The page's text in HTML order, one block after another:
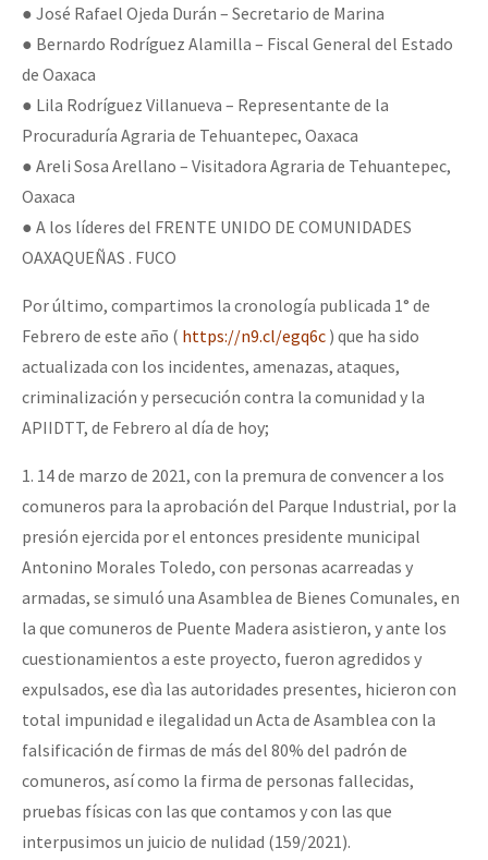
● José Rafael Ojeda Durán – Secretario de Marina
● Bernardo Rodríguez Alamilla – Fiscal General del Estado
de Oaxaca
● Lila Rodríguez Villanueva – Representante de la
Procuraduría Agraria de Tehuantepec, Oaxaca
● Areli Sosa Arellano – Visitadora Agraria de Tehuantepec,
Oaxaca
● A los líderes del FRENTE UNIDO DE COMUNIDADES
OAXAQUEÑAS . FUCO
Por último, compartimos la cronología publicada 1° de
Febrero de este año ( https://n9.cl/egq6c ) que ha sido
actualizada con los incidentes, amenazas, ataques,
criminalización y persecución contra la comunidad y la
APIIDTT, de Febrero al día de hoy;
1. 14 de marzo de 2021, con la premura de convencer a los
comuneros para la aprobación del Parque Industrial, por la
presión ejercida por el entonces presidente municipal
Antonino Morales Toledo, con personas acarreadas y
armadas, se simuló una Asamblea de Bienes Comunales, en
la que comuneros de Puente Madera asistieron, y ante los
cuestionamientos a este proyecto, fueron agredidos y
expulsados, ese dìa las autoridades presentes, hicieron con
total impunidad e ilegalidad un Acta de Asamblea con la
falsificación de firmas de más del 80% del padrón de
comuneros, así como la firma de personas fallecidas,
pruebas físicas con las que contamos y con las que
interpusimos un juicio de nulidad (159/2021).